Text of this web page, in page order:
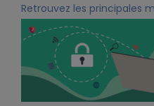
Retrouvez les principales